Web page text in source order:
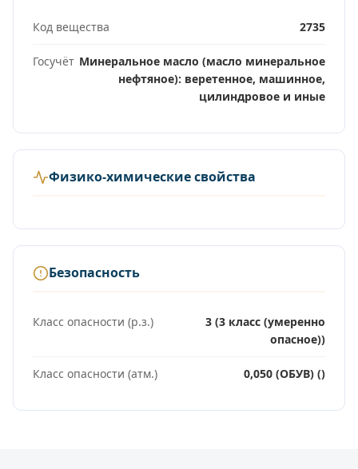
Код вещества 2735
Госучёт Минеральное масло (масло минеральное
нефтяное): веретенное, машинное,
цилиндровое и иные
Физико-химические свойства
Безопасность
Класс опасности (р.з.)
3 (3 класс (умеренно
опасное))
Класс опасности (атм.) 0,050 (ОБУВ) ()